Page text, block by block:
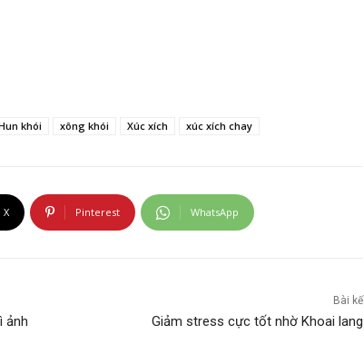
khói xông khói Xúc xích xúc xích chay
X Pinterest WhatsApp
ảnh
Bài kế
Giảm stress cực tốt nhờ Khoai lang